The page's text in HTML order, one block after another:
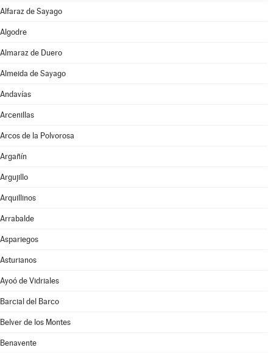
Alfaraz de Sayago
Algodre
Almaraz de Duero
Almeida de Sayago
Andavías
Arcenillas
Arcos de la Polvorosa
Argañín
Argujillo
Arquillinos
Arrabalde
Aspariegos
Asturianos
Ayoó de Vidriales
Barcial del Barco
Belver de los Montes
Benavente